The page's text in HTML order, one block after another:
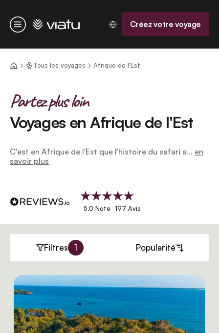
Menu
Accueil Créez votre voyage
Tous les voyages Afrique de l'Est
Voyages en Afrique de l'Est
Partez plus loin
C'est en Afrique de l'Est que l'histoire du safari a... en
savoir plus
5.0 Note 197 Avis
Filtres 1 Popularité